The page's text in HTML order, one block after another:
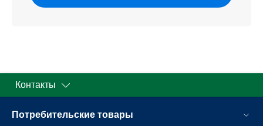
Контакты
Потребительские товары